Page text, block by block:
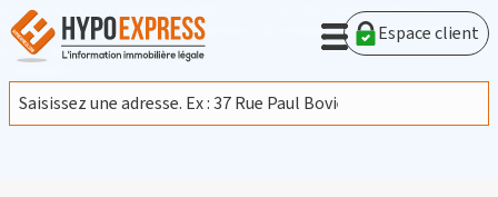
En poursuivant votre navigation sur ce site, vous acceptez
l'utilisation de cookies provenant de Google afin d'analyser le
trafic.En savoir plus
J'accepte
Espace client